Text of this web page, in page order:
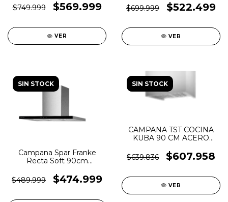
$749.999 $569.999
VER
$699.999
$522.499
VER
SIN STOCK
Campana Spar Franke
Recta Soft 90cm
$489.999
$474.999
SIN STOCK
CAMPANA TST COCINA
KUBA 90 CM ACERO
$639.836
$607.958
VER